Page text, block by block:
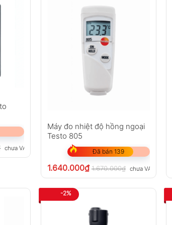
10 giây)
chưa VAT 8%
Máy đo nhiệt độ hồng ngoại
Testo 805
Đã bán 139
1.640.000₫ 1.670.000₫ chưa VAT 8%
-2%